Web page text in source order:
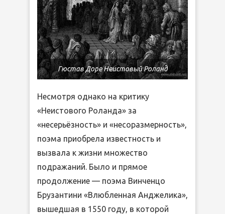
Гюстав Доре Неистовый Роланд
Несмотря однако на критику
«Неистового Роланда» за
«несерьёзность» и «несоразмерность»,
поэма приобрела известность и
вызвала к жизни множество
подражаний. Было и прямое
продолжение — поэма Винченцо
Брузантини «Влюбленная Анджелика»,
вышедшая в 1550 году, в которой